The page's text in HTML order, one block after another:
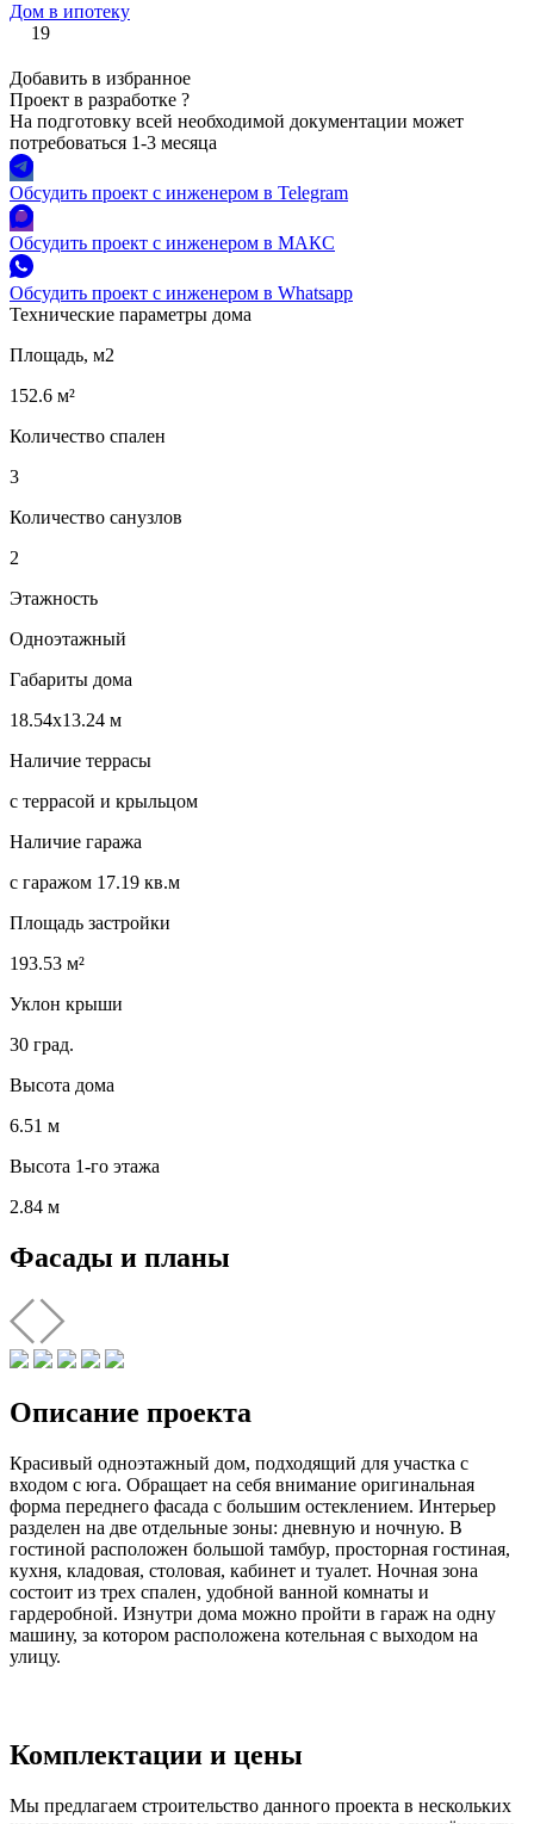
Дом в ипотеку
19
Добавить в избранное
Проект в разработке ?
На подготовку всей необходимой документации может
потребоваться 1-3 месяца
Обсудить проект с инженером в Telegram
Обсудить проект с инженером в МАКС
Обсудить проект с инженером в Whatsapp
Технические параметры дома
Площадь, м2
152.6 м²
Количество спален
3
Количество санузлов
2
Этажность
Одноэтажный
Габариты дома
18.54х13.24 м
Наличие террасы
с террасой и крыльцом
Наличие гаража
с гаражом 17.19 кв.м
Площадь застройки
193.53 м²
Уклон крыши
30 град.
Высота дома
6.51 м
Высота 1-го этажа
2.84 м
Фасады и планы
Описание проекта
Красивый одноэтажный дом, подходящий для участка с
входом с юга. Обращает на себя внимание оригинальная
форма переднего фасада с большим остеклением. Интерьер
разделен на две отдельные зоны: дневную и ночную. В
гостиной расположен большой тамбур, просторная гостиная,
кухня, кладовая, столовая, кабинет и туалет. Ночная зона
состоит из трех спален, удобной ванной комнаты и
гардеробной. Изнутри дома можно пройти в гараж на одну
машину, за котором расположена котельная с выходом на
улицу.
Комплектации и цены
Мы предлагаем строительство данного проекта в нескольких